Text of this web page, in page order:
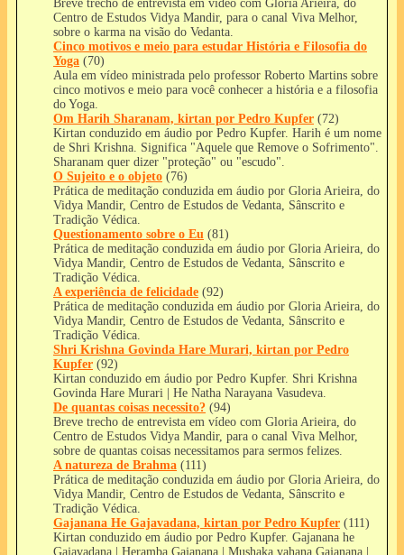
Breve trecho de entrevista em vídeo com Gloria Arieira, do
Centro de Estudos Vidya Mandir, para o canal Viva Melhor,
sobre o karma na visão do Vedanta.
Cinco motivos e meio para estudar História e Filosofia do
Yoga (70)
Aula em vídeo ministrada pelo professor Roberto Martins sobre
cinco motivos e meio para você conhecer a história e a filosofia
do Yoga.
Om Harih Sharanam, kirtan por Pedro Kupfer (72)
Kirtan conduzido em áudio por Pedro Kupfer. Harih é um nome
de Shri Krishna. Significa "Aquele que Remove o Sofrimento".
Sharanam quer dizer "proteção" ou "escudo".
O Sujeito e o objeto (76)
Prática de meditação conduzida em áudio por Gloria Arieira, do
Vidya Mandir, Centro de Estudos de Vedanta, Sânscrito e
Tradição Védica.
Questionamento sobre o Eu (81)
Prática de meditação conduzida em áudio por Gloria Arieira, do
Vidya Mandir, Centro de Estudos de Vedanta, Sânscrito e
Tradição Védica.
A experiência de felicidade (92)
Prática de meditação conduzida em áudio por Gloria Arieira, do
Vidya Mandir, Centro de Estudos de Vedanta, Sânscrito e
Tradição Védica.
Shri Krishna Govinda Hare Murari, kirtan por Pedro
Kupfer (92)
Kirtan conduzido em áudio por Pedro Kupfer. Shri Krishna
Govinda Hare Murari | He Natha Narayana Vasudeva.
De quantas coisas necessito? (94)
Breve trecho de entrevista em vídeo com Gloria Arieira, do
Centro de Estudos Vidya Mandir, para o canal Viva Melhor,
sobre de quantas coisas necessitamos para sermos felizes.
A natureza de Brahma (111)
Prática de meditação conduzida em áudio por Gloria Arieira, do
Vidya Mandir, Centro de Estudos de Vedanta, Sânscrito e
Tradição Védica.
Gajanana He Gajavadana, kirtan por Pedro Kupfer (111)
Kirtan conduzido em áudio por Pedro Kupfer. Gajanana he
Gajavadana | Heramba Gajanana | Mushaka vahana Gajanana |